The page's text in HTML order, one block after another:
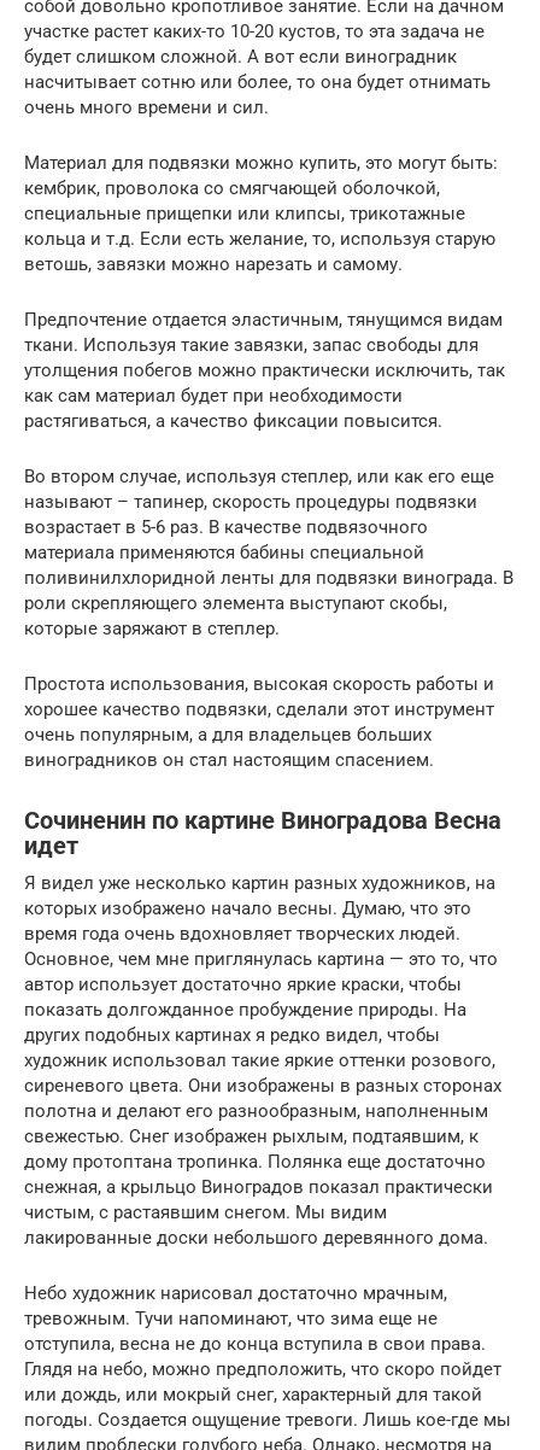
собой довольно кропотливое занятие. Если на дачном
участке растет каких-то 10-20 кустов, то эта задача не
будет слишком сложной. А вот если виноградник
насчитывает сотню или более, то она будет отнимать
очень много времени и сил.
Материал для подвязки можно купить, это могут быть:
кембрик, проволока со смягчающей оболочкой,
специальные прищепки или клипсы, трикотажные
кольца и т.д. Если есть желание, то, используя старую
ветошь, завязки можно нарезать и самому.
Предпочтение отдается эластичным, тянущимся видам
ткани. Используя такие завязки, запас свободы для
утолщения побегов можно практически исключить, так
как сам материал будет при необходимости
растягиваться, а качество фиксации повысится.
Во втором случае, используя степлер, или как его еще
называют – тапинер, скорость процедуры подвязки
возрастает в 5-6 раз. В качестве подвязочного
материала применяются бабины специальной
поливинилхлоридной ленты для подвязки винограда. В
роли скрепляющего элемента выступают скобы,
которые заряжают в степлер.
Простота использования, высокая скорость работы и
хорошее качество подвязки, сделали этот инструмент
очень популярным, а для владельцев больших
виноградников он стал настоящим спасением.
Сочиненин по картине Виноградова Весна
идет
Я видел уже несколько картин разных художников, на
которых изображено начало весны. Думаю, что это
время года очень вдохновляет творческих людей.
Основное, чем мне приглянулась картина — это то, что
автор использует достаточно яркие краски, чтобы
показать долгожданное пробуждение природы. На
других подобных картинах я редко видел, чтобы
художник использовал такие яркие оттенки розового,
сиреневого цвета. Они изображены в разных сторонах
полотна и делают его разнообразным, наполненным
свежестью. Снег изображен рыхлым, подтаявшим, к
дому протоптана тропинка. Полянка еще достаточно
снежная, а крыльцо Виноградов показал практически
чистым, с растаявшим снегом. Мы видим
лакированные доски небольшого деревянного дома.
Небо художник нарисовал достаточно мрачным,
тревожным. Тучи напоминают, что зима еще не
отступила, весна не до конца вступила в свои права.
Глядя на небо, можно предположить, что скоро пойдет
или дождь, или мокрый снег, характерный для такой
погоды. Создается ощущение тревоги. Лишь кое-где мы
видим проблески голубого неба. Однако, несмотря на